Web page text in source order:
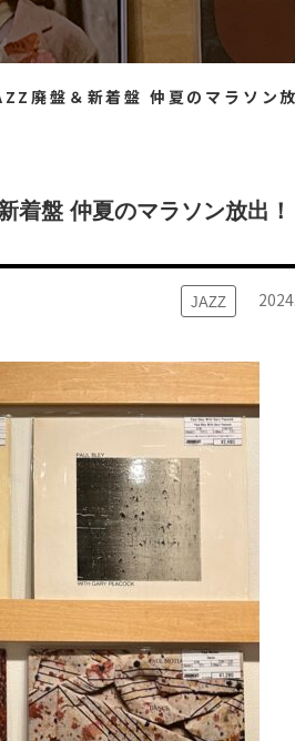
のマラソン放出！ 7/11（木）20：20出品 ※
着盤 仲夏のマラソン放出！
JAZZ